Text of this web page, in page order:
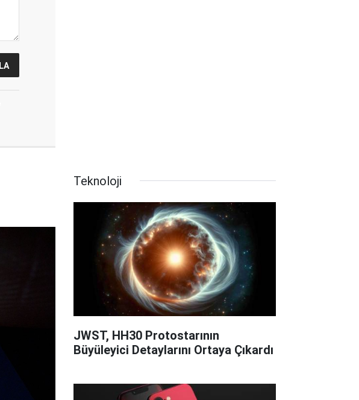
Teknoloji
JWST, HH30 Protostarının
Büyüleyici Detaylarını Ortaya Çıkardı